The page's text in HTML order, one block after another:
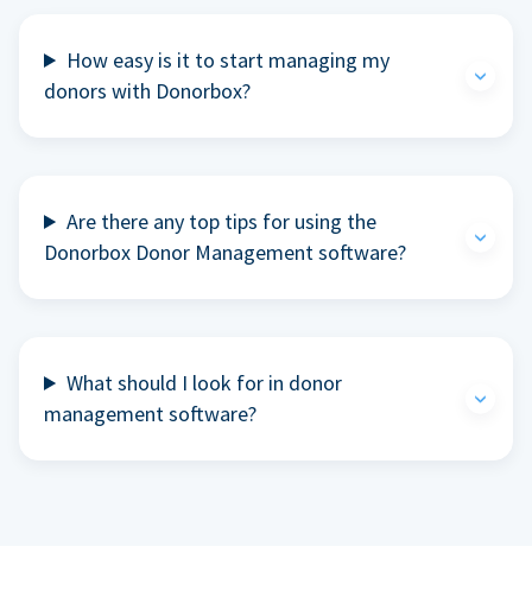
How easy is it to start managing my
donors with Donorbox?
Are there any top tips for using the
Donorbox Donor Management software?
What should I look for in donor
management software?